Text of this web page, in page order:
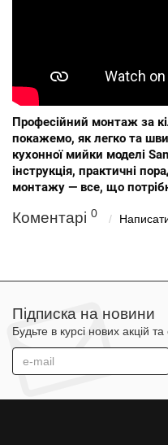
Професійний монтаж за
покажемо, як легко та
кухонної мийки моделі
інструкція, практичні
монтажу — все, що
Коментарі 0
Підписка на новини
Будьте в курсі нових акцій